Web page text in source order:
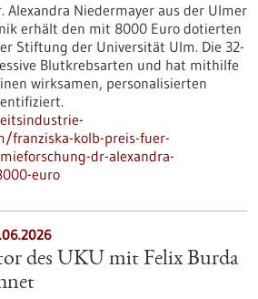
Alexandra Niedermayer aus der Ulmer
erhält den mit 8000 Euro dotierten
Stiftung der Universität Ulm. Die 32-
Blutkrebsarten und hat mithilfe
wirksamen, personalisierten
franziska-kolb-preis-fuer-
dr-alexandra-
euro
des UKU mit Felix Burda